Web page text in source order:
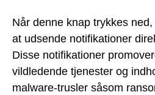
Når denne knap trykkes
at udsende notifikationer
Disse notifikationer
vildledende tjenester og
malware-trusler såsom